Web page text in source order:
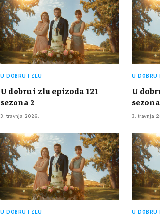
U DOBRU I ZLU
U dobru i zlu epizoda 121
sezona 2
3. travnja 2026.
U DOBRU
U
3. travnja
U DOBRU I ZLU U DOBRU